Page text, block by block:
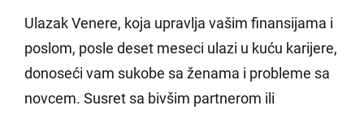
Ulazak Venere, koja upravlja vašim finansijama i
poslom, posle deset meseci ulazi u kuću karijere,
donoseći vam sukobe sa ženama i probleme sa
novcem. Susret sa bivšim partnerom ili